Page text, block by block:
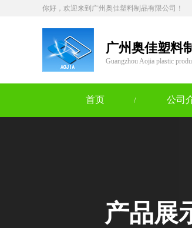
你好，欢迎来到广州奥佳塑料制品有限公司！
广州奥佳塑料
Guangzhou Aojia plastic
首页 / 公司
产品展